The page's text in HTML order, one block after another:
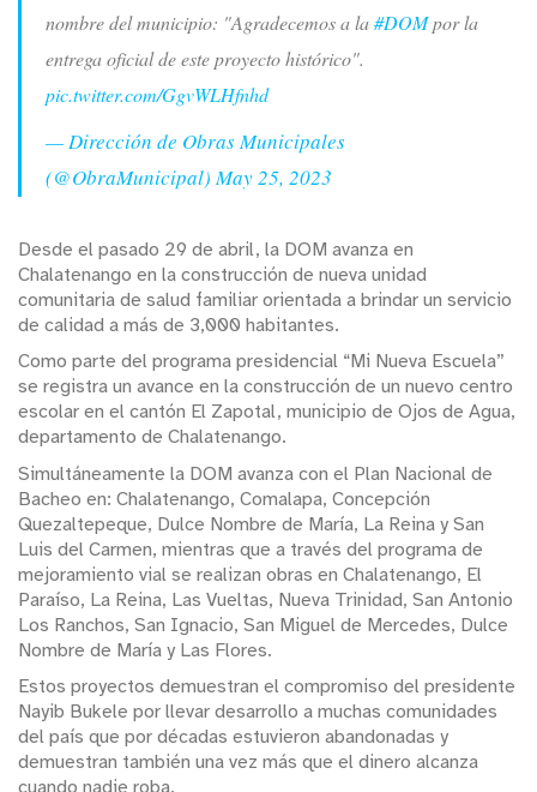
nombre del municipio: "Agradecemos a la#DOMpor la
entrega oficial de este proyecto histórico".
pic.twitter.com/GgvWLHfnhd
— Dirección de Obras Municipales
(@ObraMunicipal)May 25, 2023
Desde el pasado 29 de abril, la DOM avanza en
Chalatenango en la construcción de nueva unidad
comunitaria de salud familiar orientada a brindar un servicio
de calidad a más de 3,000 habitantes.
Como parte del programa presidencial “Mi Nueva Escuela”
se registra un avance en la construcción de un nuevo centro
escolar en el cantón El Zapotal, municipio de Ojos de Agua,
departamento de Chalatenango.
Simultáneamente la DOM avanza con el Plan Nacional de
Bacheo en: Chalatenango, Comalapa, Concepción
Quezaltepeque, Dulce Nombre de María, La Reina y San
Luis del Carmen, mientras que a través del programa de
mejoramiento vial se realizan obras en Chalatenango, El
Paraíso, La Reina, Las Vueltas, Nueva Trinidad, San Antonio
Los Ranchos, San Ignacio, San Miguel de Mercedes, Dulce
Nombre de María y Las Flores.
Estos proyectos demuestran el compromiso del presidente
Nayib Bukele por llevar desarrollo a muchas comunidades
del país que por décadas estuvieron abandonadas y
demuestran también una vez más que el dinero alcanza
cuando nadie roba.